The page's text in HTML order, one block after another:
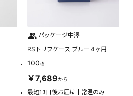
パッケージ中澤
RSトリフケース ブルー 4ヶ用
100枚
￥7,689から
最短13日後お届け 常温のみ